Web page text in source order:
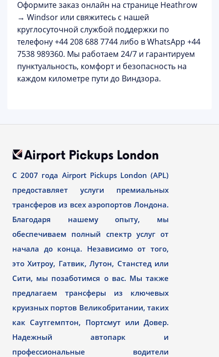
Оформите заказ онлайн на странице Heathrow
→ Windsor или свяжитесь с нашей
круглосуточной службой поддержки по
телефону+44 208 688 7744либо в WhatsApp +44
7538 989360. Мы работаем 24/7 и гарантируем
пунктуальность, комфорт и безопасность на
каждом километре пути до Виндзора.
С 2007 года Airport Pickups London (APL)
предоставляет услуги премиальных
трансферов из всех аэропортов Лондона.
Благодаря нашему опыту, мы
обеспечиваем полный спектр услуг от
начала до конца. Независимо от того,
это Хитроу, Гатвик, Лутон, Станстед или
Сити, мы позаботимся о вас. Мы также
предлагаем трансферы из ключевых
круизных портов Великобритании, таких
как Саутгемптон, Портсмут или Довер.
Надежный автопарк и
профессиональные водители